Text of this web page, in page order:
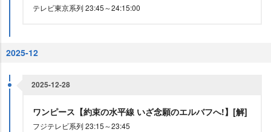
テレビ東京系列 23:45～24:15:00
2025-12
2025-12-28
ワンピース【約束の水平線 いざ念願のエルバフへ!】[解]
フジテレビ系列 23:15～23:45